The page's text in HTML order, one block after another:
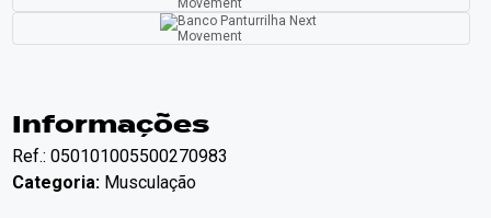
Informações
Ref.: 050101005500270983
Categoria: Musculação